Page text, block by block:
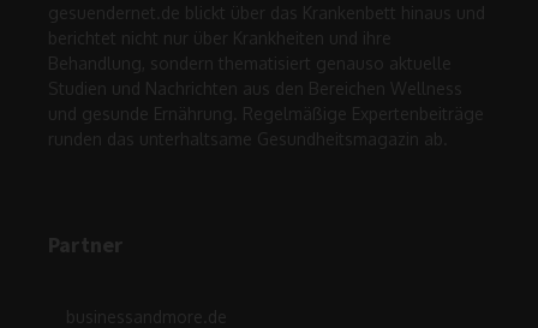
gesuendernet.de blickt über das Krankenbett hinaus und
berichtet nicht nur über Krankheiten und ihre
Behandlung, sondern thematisiert genauso aktuelle
Studien und Nachrichten aus den Bereichen Wellness
und gesunde Ernährung. Regelmäßige Expertenbeiträge
runden das unterhaltsame Gesundheitsmagazin ab.
Partner
businessandmore.de